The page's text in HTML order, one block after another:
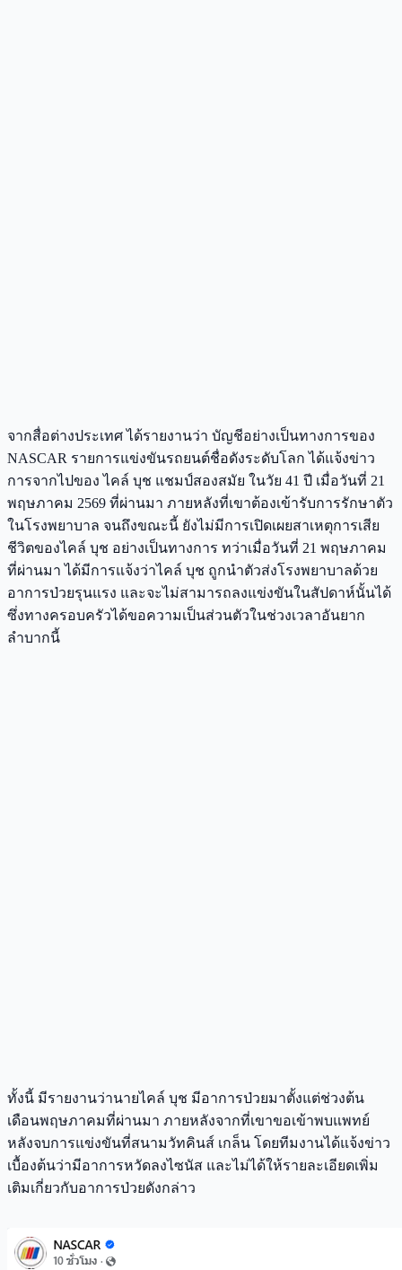
จากสื่อต่างประเทศ ได้รายงานว่า บัญชีอย่างเป็นทางการของ
NASCAR รายการแข่งขันรถยนต์ชื่อดังระดับโลก ได้แจ้งข่าว
การจากไปของ ไคล์ บุช แชมป์สองสมัย ในวัย 41 ปี เมื่อวันที่ 21
พฤษภาคม 2569 ที่ผ่านมา ภายหลังที่เขาต้องเข้ารับการรักษาตัว
ในโรงพยาบาล จนถึงขณะนี้ ยังไม่มีการเปิดเผยสาเหตุการเสีย
ชีวิตของไคล์ บุช อย่างเป็นทางการ ทว่าเมื่อวันที่ 21 พฤษภาคม
ที่ผ่านมา ได้มีการแจ้งว่าไคล์ บุช ถูกนำตัวส่งโรงพยาบาลด้วย
อาการป่วยรุนแรง และจะไม่สามารถลงแข่งขันในสัปดาห์นั้นได้
ซึ่งทางครอบครัวได้ขอความเป็นส่วนตัวในช่วงเวลาอันยาก
ลำบากนี้
ทั้งนี้ มีรายงานว่านายไคล์ บุช มีอาการป่วยมาตั้งแต่ช่วงต้น
เดือนพฤษภาคมที่ผ่านมา ภายหลังจากที่เขาขอเข้าพบแพทย์
หลังจบการแข่งขันที่สนามวัทคินส์ เกล็น โดยทีมงานได้แจ้งข่าว
เบื้องต้นว่ามีอาการหวัดลงไซนัส และไม่ได้ให้รายละเอียดเพิ่ม
เติมเกี่ยวกับอาการป่วยดังกล่าว